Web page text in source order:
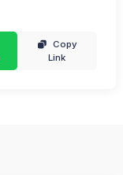
Copy
Link